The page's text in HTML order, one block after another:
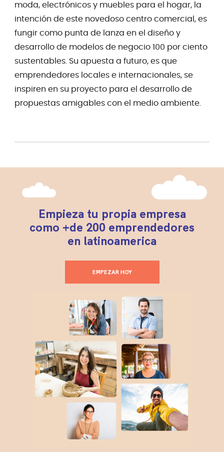
moda, electrónicos y muebles para el hogar, la
intención de este novedoso centro comercial, es
fungir como punta de lanza en el diseño y
desarrollo de modelos de negocio 100 por ciento
sustentables. Su apuesta a futuro, es que
emprendedores locales e internacionales, se
inspiren en su proyecto para el desarrollo de
propuestas amigables con el medio ambiente.
Empieza tu propia empresa
como +de 200 emprendedores
en latinoamerica
EMPEZAR HOY